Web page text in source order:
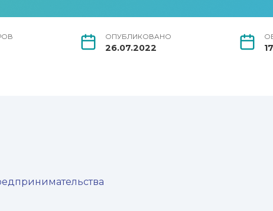
ОПУБЛИКОВАНО
26.07.2022